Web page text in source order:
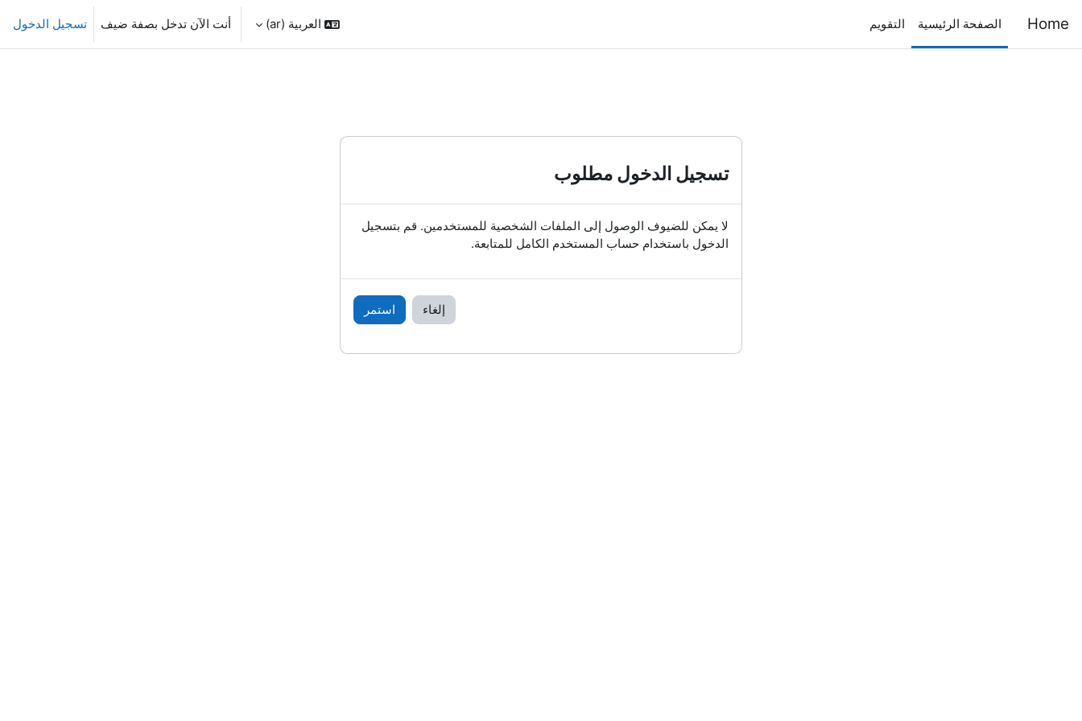
Home الصفحة الرئيسية التقويم العربية ‎(ar)‎ أنت الآن تدخل بصفة ضيف تسجيل الدخول
تسجيل الدخول مطلوب
لا يمكن للضيوف الوصول إلى الملفات الشخصية للمستخدمين. قم بتسجيل
الدخول باستخدام حساب المستخدم الكامل للمتابعة.
إلغاء استمر